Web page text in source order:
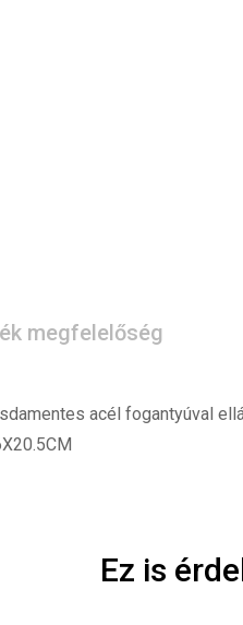
megfelelőség
acél fogantyúval
Ez is